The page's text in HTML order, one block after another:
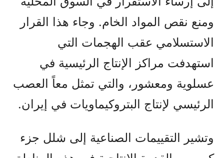
ومنع نقص المواد الخام. وجاء هذا القرار
الاستسلامي عقب الهجمات التي
استهدفت مراكز الإنتاج الرئيسية في
عسلوية ومعشور، والتي تمثل معاً العصب
الرئيسي لإنتاج البتروكيماويات في إيران.
وتشير التقييمات الصناعية إلى شلل جزء